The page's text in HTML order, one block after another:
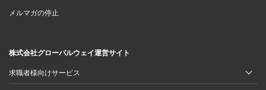
メルマガの停止
株式会社グローバルウェイ運営サイト
求職者様向けサービス